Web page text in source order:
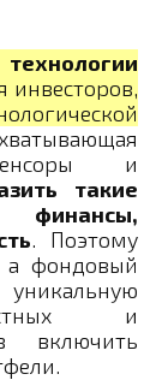
и
такие
. Поэтому
а фондовый
и
включить